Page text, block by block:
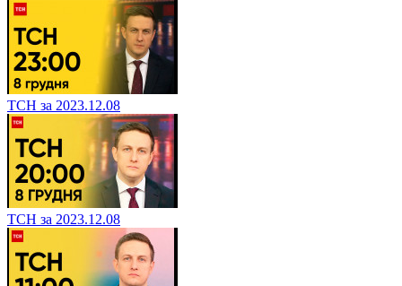
ТСН за 2023.12.08
ТСН за 2023.12.08